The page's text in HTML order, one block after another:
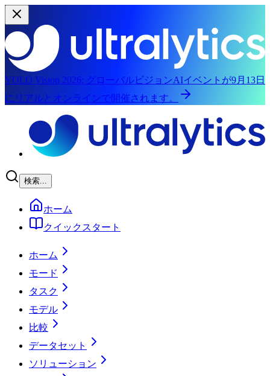
YOLO Vision 2026: グローバルビジョンAIイベントが9月13日
にリアルとオンラインで開催されます。
検索...
ホーム
クイックスタート
ホーム
モード
タスク
モデル
比較
データセット
ソリューション